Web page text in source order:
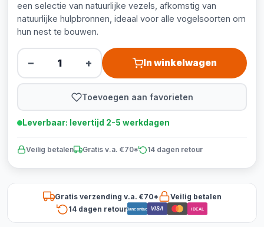
een selectie van natuurlijke vezels, afkomstig van
natuurlijke hulpbronnen, ideaal voor alle vogelsoorten om
hun nest te bouwen.
− + In winkelwagen
Toevoegen aan favorieten
Leverbaar: levertijd 2-5 werkdagen
Veilig betalen Gratis v.a. €70* 14 dagen retour
Gratis verzending v.a. €70*
Veilig betalen
14 dagen retourBancontact VISA iDEAL